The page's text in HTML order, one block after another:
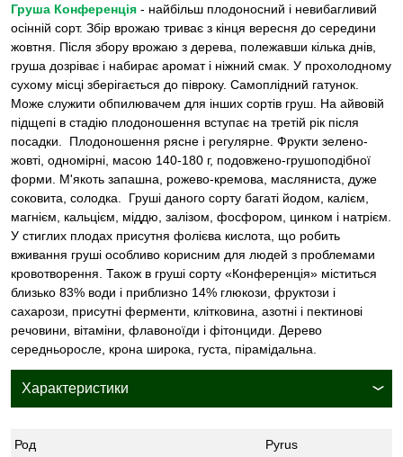
Груша Конференція - найбільш плодоносний і невибагливий
осінній сорт. Збір врожаю триває з кінця вересня до середини
жовтня. Після збору врожаю з дерева, полежавши кілька днів,
груша дозріває і набирає аромат і ніжний смак. У прохолодному
сухому місці зберігається до півроку. Самоплідний гатунок.
Може служити обпилювачем для інших сортів груш. На айвовій
підщепі в стадію плодоношення вступає на третій рік після
посадки. Плодоношення рясне і регулярне. Фрукти зелено-
жовті, одномірні, масою 140-180 г, подовжено-грушоподібної
форми. М'якоть запашна, рожево-кремова, масляниста, дуже
соковита, солодка. Груші даного сорту багаті йодом, калієм,
магнієм, кальцієм, міддю, залізом, фосфором, цинком і натрієм.
У стиглих плодах присутня фолієва кислота, що робить
вживання груші особливо корисним для людей з проблемами
кровотворення. Також в груші сорту «Конференція» міститься
близько 83% води і приблизно 14% глюкози, фруктози і
сахарози, присутні ферменти, клітковина, азотні і пектинові
речовини, вітаміни, флавоноїди і фітонциди. Дерево
середньоросле, крона широка, густа, пірамідальна.
Характеристики
Род Pyrus